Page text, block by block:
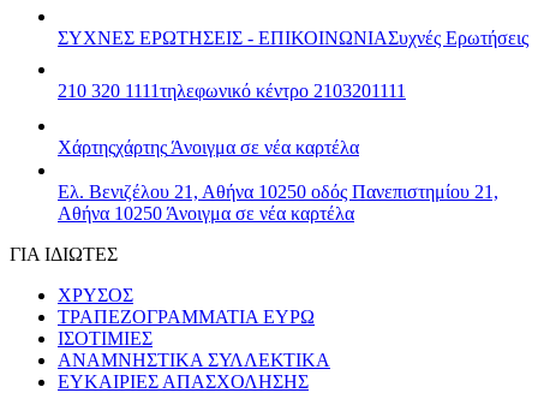
ΣΥΧΝΕΣ ΕΡΩΤΗΣΕΙΣ - ΕΠΙΚΟΙΝΩΝΙΑΣυχνές Ερωτήσεις
210 320 1111τηλεφωνικό κέντρο 2103201111
Χάρτηςχάρτης Άνοιγμα σε νέα καρτέλα
Ελ. Βενιζέλου 21, Αθήνα 10250 οδός Πανεπιστημίου 21,
Αθήνα 10250 Άνοιγμα σε νέα καρτέλα
ΓΙΑ ΙΔΙΩΤΕΣ
ΧΡΥΣΟΣ
ΤΡΑΠΕΖΟΓΡΑΜΜΑΤΙΑ ΕΥΡΩ
ΙΣΟΤΙΜΙΕΣ
ΑΝΑΜΝΗΣΤΙΚΑ ΣΥΛΛΕΚΤΙΚΑ
ΕΥΚΑΙΡΙΕΣ ΑΠΑΣΧΟΛΗΣΗΣ